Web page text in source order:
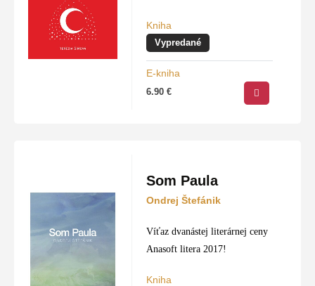
Kniha
Vypredané
E-kniha
6.90€
Som Paula
Ondrej Štefánik
Víťaz dvanástej literárnej ceny
Anasoft litera 2017!
Kniha